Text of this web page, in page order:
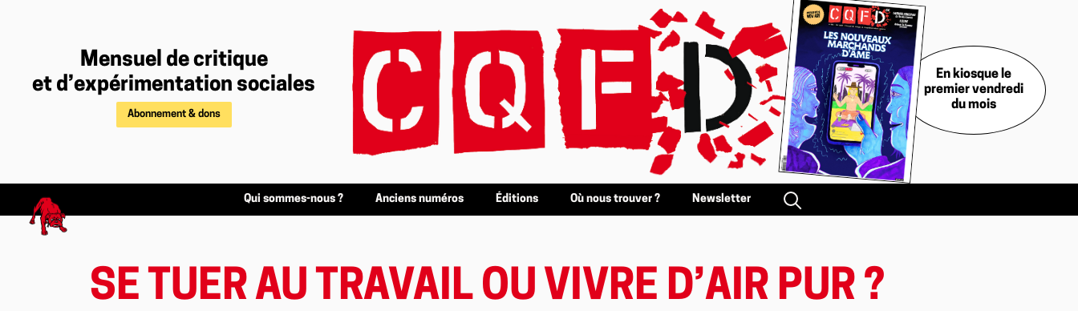
Mensuel de critique
et d’expérimentation sociales
Abonnement & dons
En kiosque le
premier vendredi
du mois
Qui sommes-nous ? Anciens numéros Éditions Où nous trouver ? Newsletter
SE TUER AU TRAVAIL OU VIVRE D’AIR PUR ?